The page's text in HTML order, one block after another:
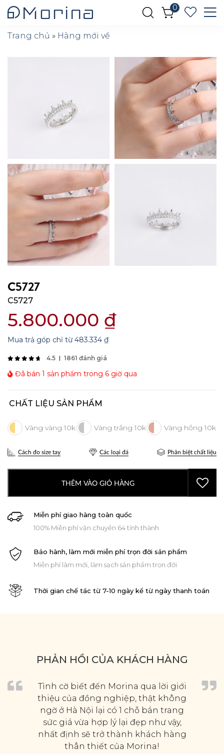
0
Trang chủ » Hàng mới về
C5727
C5727
5.800.000 ₫
Mua trả góp chỉ từ483.334 ₫
4.5 1861 đánh giá
Đã bán 1 sản phẩm trong 6 giờ qua
CHẤT LIỆU SẢN PHẨM
Cách đo size tay Các loại đá Phân biệt chất liệu
THÊM VÀO GIỎ HÀNG
Miễn phí giao hàng toàn quốc
100% Miễn phí vận chuyển 64 tỉnh thành
Bảo hành, làm mới miễn phí trọn đời sản phẩm
Miễn phí làm mới, làm sạch sản phẩm trọn đời
Thời gian chế tác từ 7-10 ngày kể từ ngày thanh toán
PHẢN HỒI CỦA KHÁCH HÀNG
Tình cờ biết đến Morina qua lời giới
thiệu của đồng nghiệp, thật không
ngờ ở Hà Nội lại có 1 chỗ bán trang
sức giá vừa hợp lý lại đẹp như vậy,
nhất định sẽ trở thành khách hàng
thân thiết của Morina!